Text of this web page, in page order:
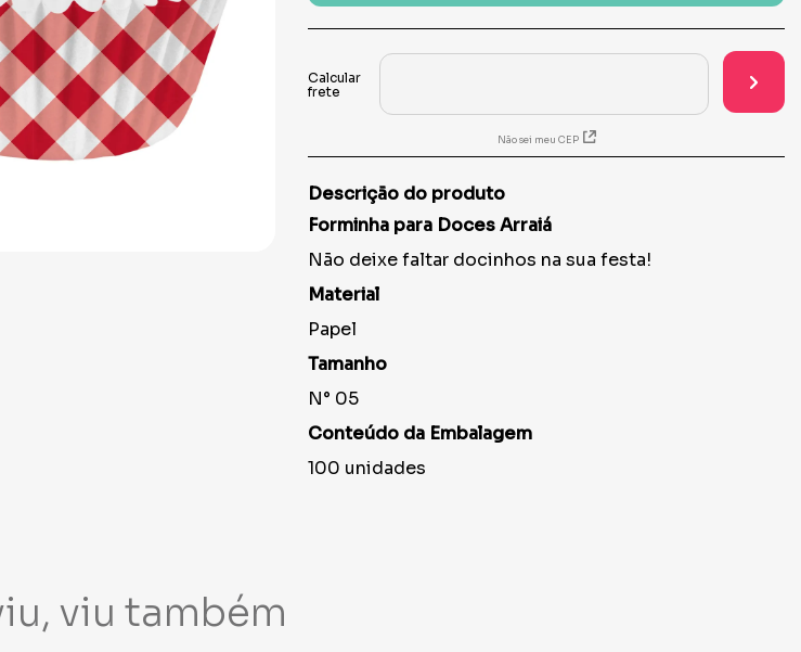
Não sei meu CEP
Descrição do produto
Forminha para Doces Arraiá
Não deixe faltar docinhos na sua festa!
Material
Papel
Tamanho
N° 05
Conteúdo da Embalagem
100 unidades
viu também